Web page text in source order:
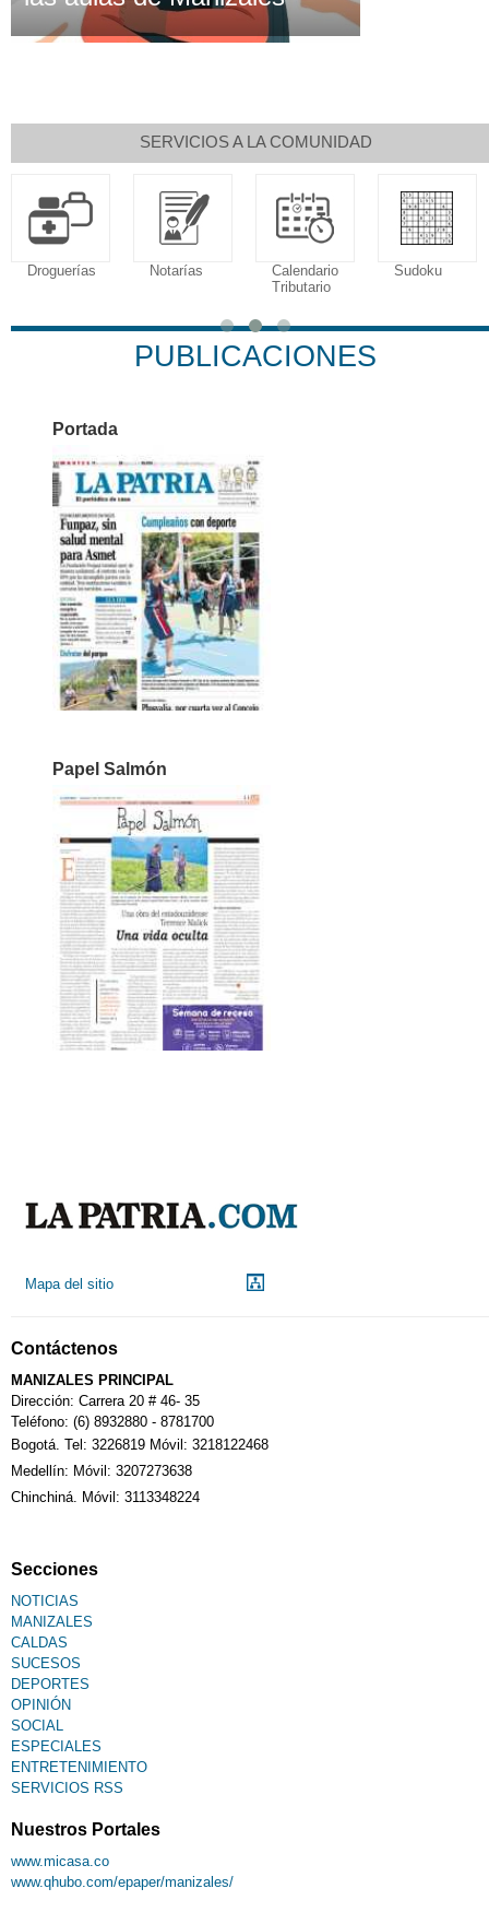
SERVICIOS A LA COMUNIDAD
Notarías
Calendario
Sudoku
PUBLICACIONES
Portada
Papel Salmón
Mapa del sitio
Contáctenos
MANIZALES PRINCIPAL
Dirección: Carrera 20 # 46- 35
Teléfono: (6) 8932880 - 8781700
Bogotá. Tel: 3226819 Móvil: 3218122468
Medellín: Móvil: 3207273638
Chinchiná. Móvil: 3113348224
Secciones
NOTICIAS
MANIZALES
CALDAS
SUCESOS
DEPORTES
OPINIÓN
SOCIAL
ESPECIALES
ENTRETENIMIENTO
SERVICIOS RSS
Nuestros Portales
www.micasa.co
www.qhubo.com/epaper/manizales/